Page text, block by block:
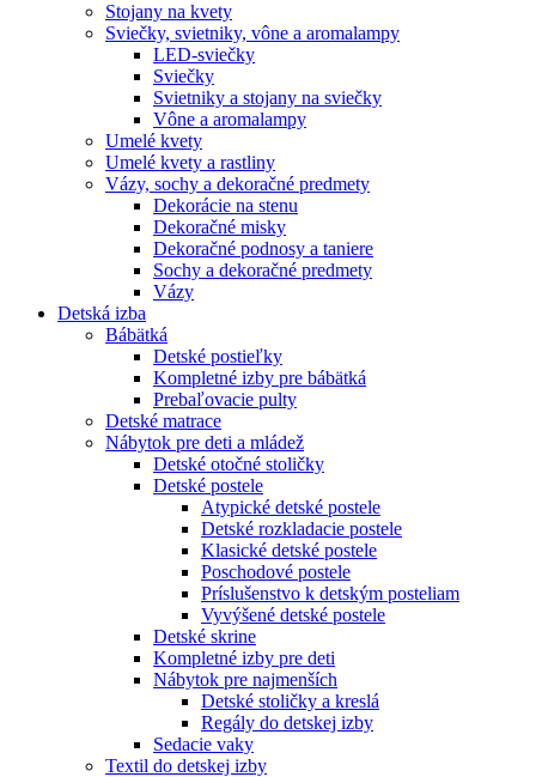
Stojany na kvety
Sviečky, svietniky, vône a aromalampy
LED-sviečky
Sviečky
Svietniky a stojany na sviečky
Vône a aromalampy
Umelé kvety
Umelé kvety a rastliny
Vázy, sochy a dekoračné predmety
Dekorácie na stenu
Dekoračné misky
Dekoračné podnosy a taniere
Sochy a dekoračné predmety
Vázy
Detská izba
Bábätká
Detské postieľky
Kompletné izby pre bábätká
Prebaľovacie pulty
Detské matrace
Nábytok pre deti a mládež
Detské otočné stoličky
Detské postele
Atypické detské postele
Detské rozkladacie postele
Klasické detské postele
Poschodové postele
Príslušenstvo k detským posteliam
Vyvýšené detské postele
Detské skrine
Kompletné izby pre deti
Nábytok pre najmenších
Detské stoličky a kreslá
Regály do detskej izby
Sedacie vaky
Textil do detskej izby